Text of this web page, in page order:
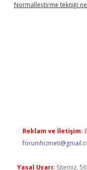
Normalleştirme tekniği
Reklam ve İletişim:
Yasal Uyarı: Sitemiz,